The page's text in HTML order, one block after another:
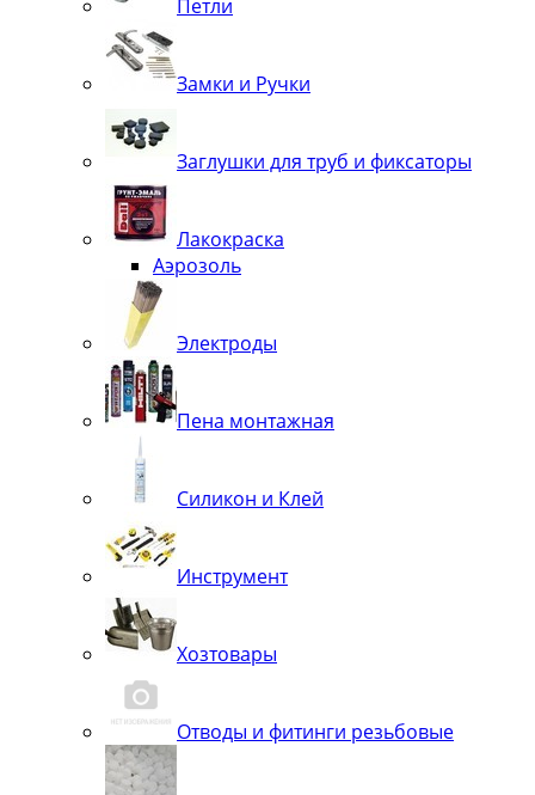
Петли
Замки и Ручки
Заглушки для труб и фиксаторы
Лакокраска
Аэрозоль
Электроды
Пена монтажная
Силикон и Клей
Инструмент
Хозтовары
Отводы и фитинги резьбовые